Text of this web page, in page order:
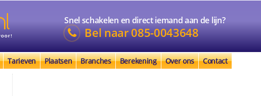
Snel schakelen en direct iemand aan de lijn?
Bel naar085-0043648
Tarieven Plaatsen Branches Berekening Over ons Contact